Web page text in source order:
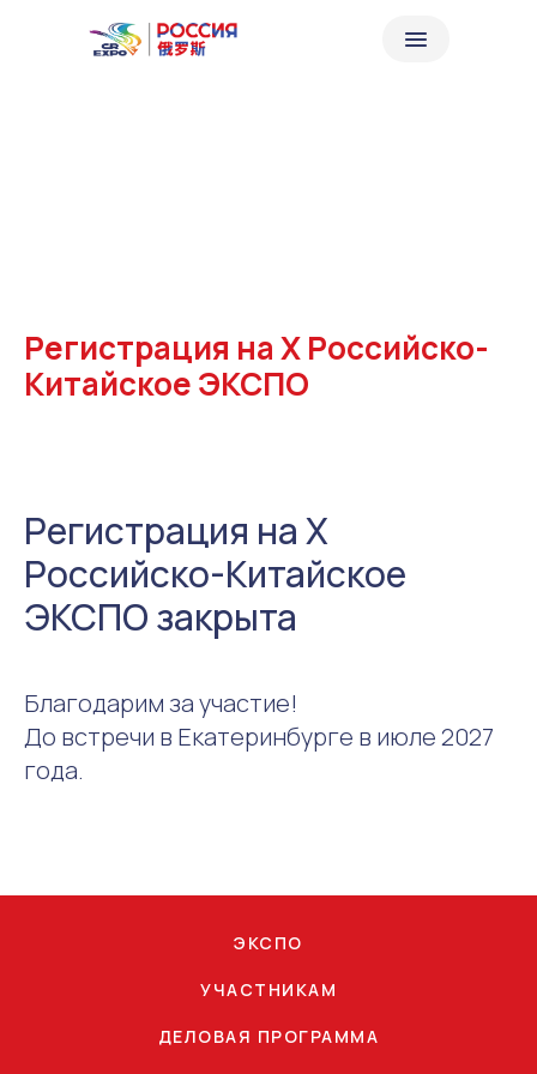
Регистрация на X Российско-
Китайское ЭКСПО
Регистрация на X
Российско-Китайское
ЭКСПО закрыта
Благодарим за участие!
До встречи в Екатеринбурге в июле 2027
года.
ЭКСПО
УЧАСТНИКАМ
ДЕЛОВАЯ ПРОГРАММА